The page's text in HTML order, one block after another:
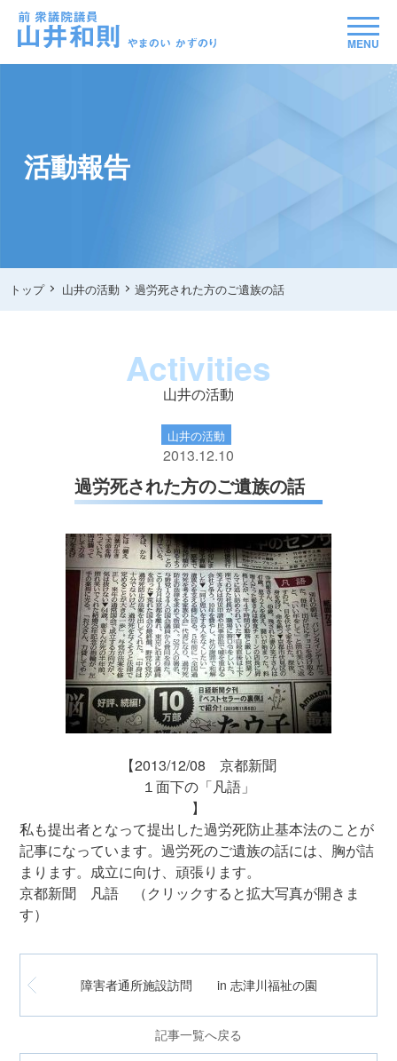
MENU
活動報告
トップ 山井の活動 過労死された方のご遺族の話
Activities
山井の活動
山井の活動
2013.12.10
過労死された方のご遺族の話
【2013/12/08 京都新聞
１面下の「凡語」
】
私も提出者となって提出した過労死防止基本法のことが
記事になっています。過労死のご遺族の話には、胸が詰
まります。成立に向け、頑張ります。
京都新聞 凡語 （クリックすると拡大写真が開きま
す）
障害者通所施設訪問 in 志津川福祉の園
記事一覧へ戻る